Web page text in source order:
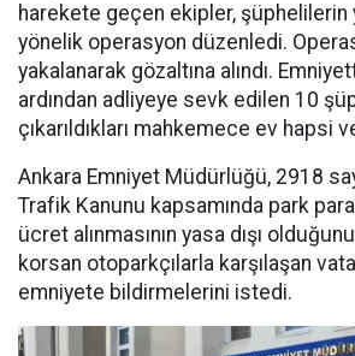
harekete geçen ekipler, şüphelilerin
yönelik operasyon düzenledi.
yakalanarak gözaltına alındı.
ardından adliyeye sevk edilen 10
çıkarıldıkları mahkemece ev hapsi
Ankara Emniyet Müdürlüğü, 2918
Trafik Kanunu kapsamında park
ücret alınmasının yasa dışı
korsan otoparkçılarla karşılaşan
emniyete bildirmelerini istedi.